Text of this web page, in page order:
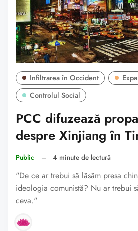
Infiltrarea în Occident
Controlul Social
PCC difuzează
despre Xinjiang în
Public – 4 minute de lectură
"De ce ar trebui să lăsăm presa
ideologia comunistă? Nu ar trebui
ceva."